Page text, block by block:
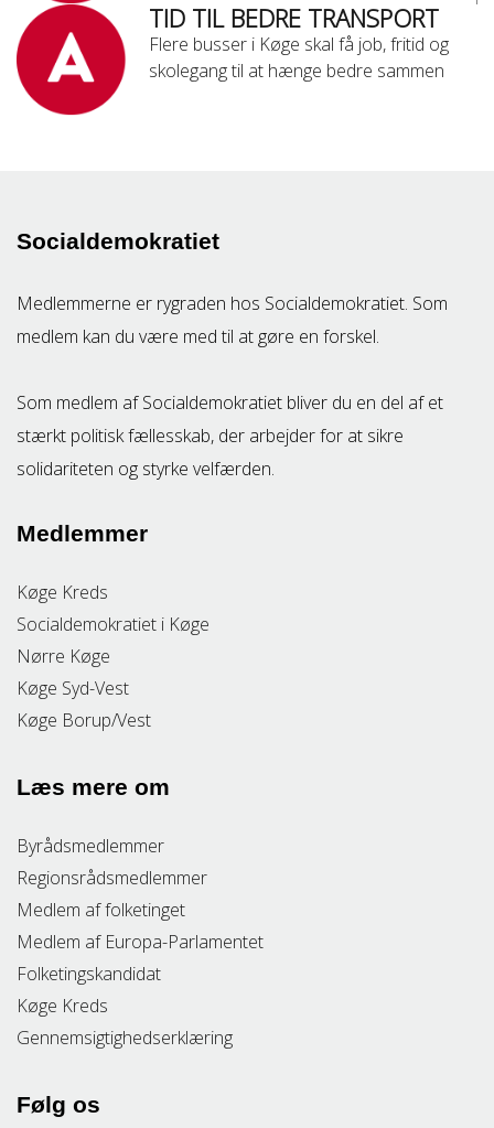
TID TIL BEDRE TRANSPORT
Flere busser i Køge skal få job, fritid og
skolegang til at hænge bedre sammen
Socialdemokratiet
Medlemmerne er rygraden hos Socialdemokratiet. Som
medlem kan du være med til at gøre en forskel.
Som medlem af Socialdemokratiet bliver du en del af et
stærkt politisk fællesskab, der arbejder for at sikre
solidariteten og styrke velfærden.
Medlemmer
Køge Kreds
Socialdemokratiet i Køge
Nørre Køge
Køge Syd-Vest
Køge Borup/Vest
Læs mere om
Byrådsmedlemmer
Regionsrådsmedlemmer
Medlem af folketinget
Medlem af Europa-Parlamentet
Folketingskandidat
Køge Kreds
Gennemsigtighedserklæring
Følg os